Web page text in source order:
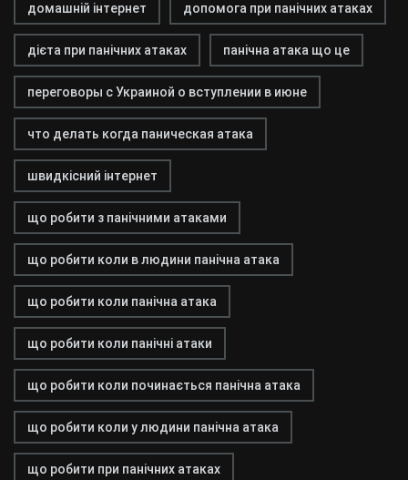
домашній інтернет допомога при панічних атаках
дієта при панічних атаках панічна атака що це
переговоры с Украиной о вступлении в июне
что делать когда паническая атака
швидкісний інтернет
що робити з панічними атаками
що робити коли в людини панічна атака
що робити коли панічна атака
що робити коли панічні атаки
що робити коли починається панічна атака
що робити коли у людини панічна атака
що робити при панічних атаках